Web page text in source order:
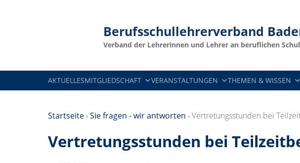
Berufsschullehrerverband
Verband der Lehrerinnen und Lehrer an beruflichen
AKTUELLESMITGLIEDSCHAFT VERANSTALTUNGEN THEMEN & WISSEN
Startseite›Sie fragen - wir antworten ›Vertretungsstunden bei
Vertretungsstunden bei